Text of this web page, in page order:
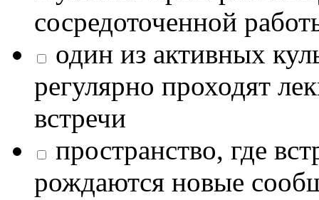
сосредоточенной
один из активных
регулярно проходят
встречи
пространство, где
рождаются новые